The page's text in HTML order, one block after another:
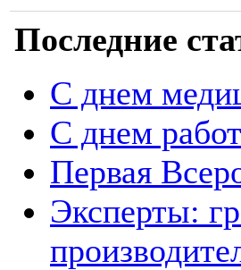
Последние
С днем
С днем
Первая
Эксперты: